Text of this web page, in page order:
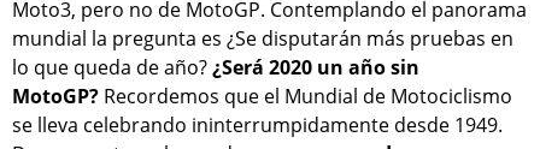
Moto3, pero no de MotoGP. Contemplando el panorama
mundial la pregunta es ¿Se disputarán más pruebas en
lo que queda de año?¿Será 2020 un año sin
MotoGP? Recordemos que el Mundial de Motociclismo
se lleva celebrando ininterrumpidamente desde 1949.